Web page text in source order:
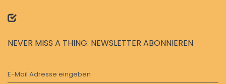
NEVER MISS A THING: NEWSLETTER ABONNIEREN
E-Mail Adresse eingeben